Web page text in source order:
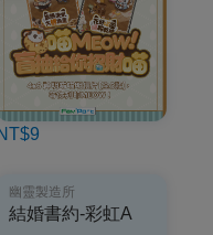
幽靈製造所
結婚書約-彩虹A